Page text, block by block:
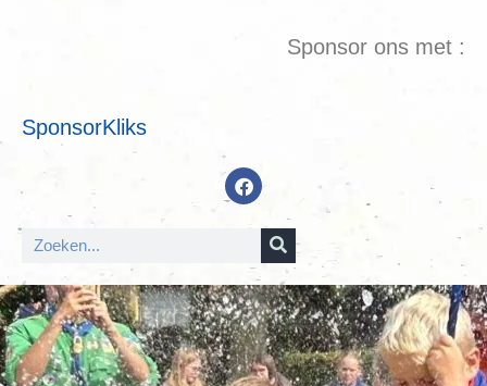
Sponsor ons met :
SponsorKliks